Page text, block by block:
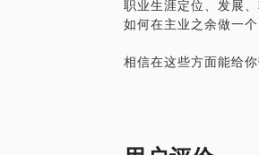
职业生涯定位、发展
如何在主业之余做一